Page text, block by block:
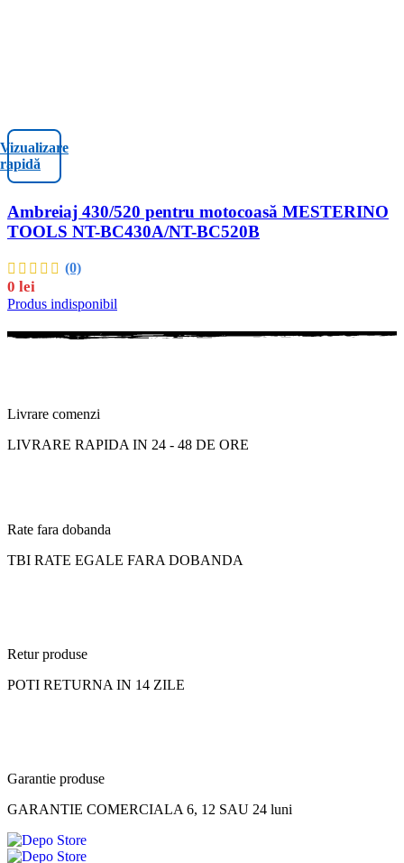
Vizualizare
rapidă
Ambreiaj 430/520 pentru motocoasă MESTERINO
TOOLS NT-BC430A/NT-BC520B
(0)
0 lei
Produs indisponibil
Livrare comenzi
LIVRARE RAPIDA IN 24 - 48 DE ORE
Rate fara dobanda
TBI RATE EGALE FARA DOBANDA
Retur produse
POTI RETURNA IN 14 ZILE
Garantie produse
GARANTIE COMERCIALA 6, 12 SAU 24 luni